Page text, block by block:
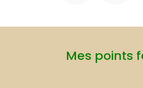
Mes points